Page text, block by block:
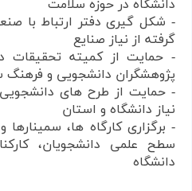
دانشگاه در حوزه سلامت
- شکل گیری دفتر ارتباط با
گرفته از نیاز صنایع
- حمایت از کمیته تحقیقات
پژوهشگران دانشجویی و فرهنگ
- حمایت از طرح های
نیاز دانشگاه و استان
- برگزاری کارگاه ها،
سطح علمی دانشجویان،
دانشگاه